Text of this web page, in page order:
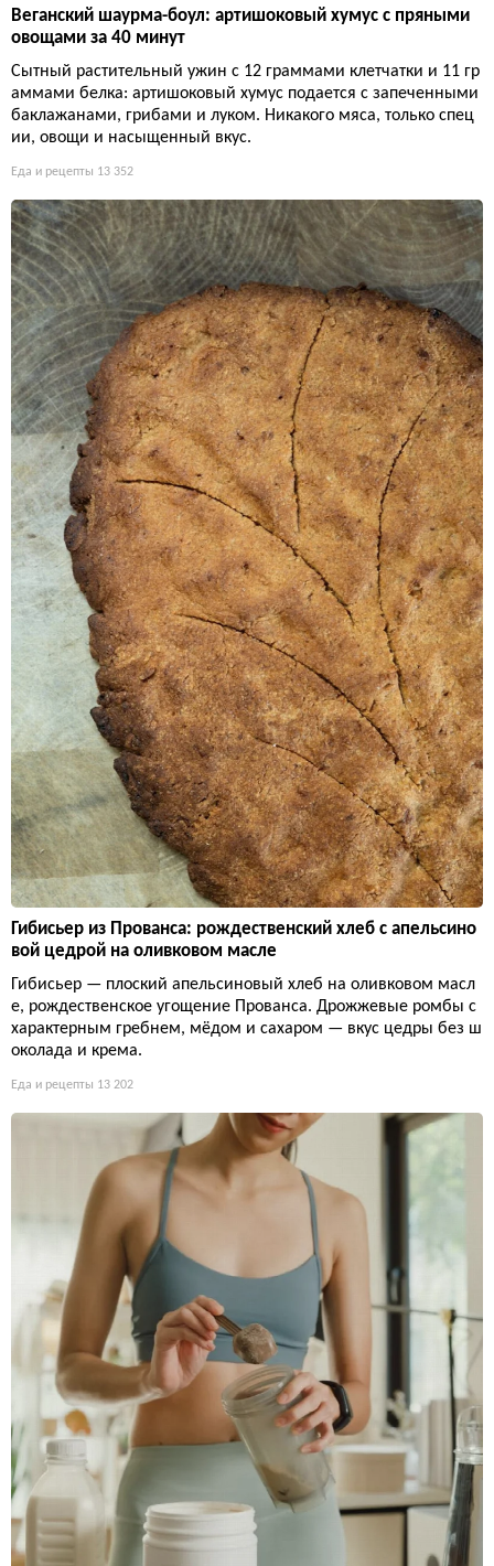
Веганский шаурма-боул: артишоковый хумус с пряными
овощами за 40 минут
Сытный растительный ужин с 12 граммами клетчатки и 11 гр
аммами белка: артишоковый хумус подается с запеченными
баклажанами, грибами и луком. Никакого мяса, только спец
ии, овощи и насыщенный вкус.
Еда и рецепты 13 352
Гибисьер из Прованса: рождественский хлеб с апельсино
вой цедрой на оливковом масле
Гибисьер — плоский апельсиновый хлеб на оливковом масл
е, рождественское угощение Прованса. Дрожжевые ромбы с
характерным гребнем, мёдом и сахаром — вкус цедры без ш
околада и крема.
Еда и рецепты 13 202